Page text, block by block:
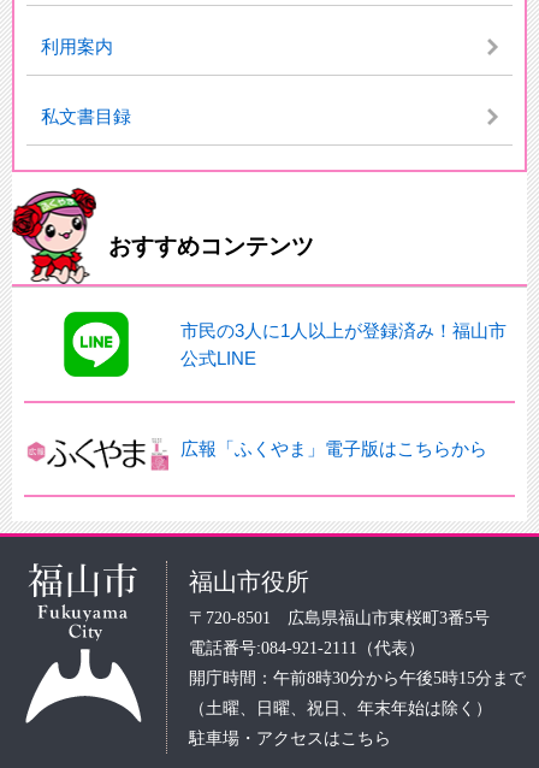
利用案内
私文書目録
おすすめコンテンツ
市民の3人に1人以上が登録済み！福山市
公式LINE
広報「ふくやま」電子版はこちらから
福山市役所
〒720-8501 広島県福山市東桜町3番5号
電話番号:084-921-2111（代表）
開庁時間：午前8時30分から午後5時15分まで
（土曜、日曜、祝日、年末年始は除く）
駐車場・アクセスはこちら